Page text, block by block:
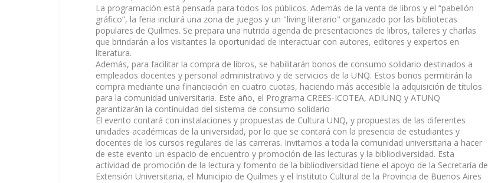
La programación está pensada para todos los públicos. Además de la venta de libros y el “pabellón
gráfico”, la feria incluirá una zona de juegos y un "living literario" organizado por las bibliotecas
populares de Quilmes. Se prepara una nutrida agenda de presentaciones de libros, talleres y charlas
que brindarán a los visitantes la oportunidad de interactuar con autores, editores y expertos en
literatura.
Además, para facilitar la compra de libros, se habilitarán bonos de consumo solidario destinados a
empleados docentes y personal administrativo y de servicios de la UNQ. Estos bonos permitirán la
compra mediante una financiación en cuatro cuotas, haciendo más accesible la adquisición de títulos
para la comunidad universitaria. Este año, el Programa CREES-ICOTEA, ADIUNQ y ATUNQ
garantizarán la continuidad del sistema de consumo solidario
El evento contará con instalaciones y propuestas de Cultura UNQ, y propuestas de las diferentes
unidades académicas de la universidad, por lo que se contará con la presencia de estudiantes y
docentes de los cursos regulares de las carreras. Invitamos a toda la comunidad universitaria a hacer
de este evento un espacio de encuentro y promoción de las lecturas y la bibliodiversidad. Esta
actividad de promoción de la lectura y fomento de la bibliodiversidad tiene el apoyo de la Secretaría de
Extensión Universitaria, el Municipio de Quilmes y el Instituto Cultural de la Provincia de Buenos Aires